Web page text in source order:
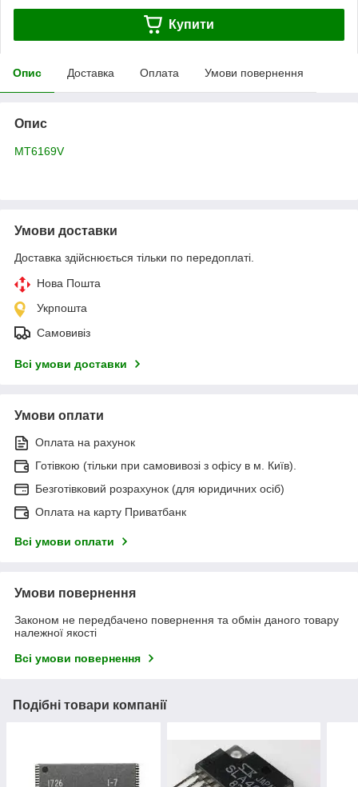
Купити
Опис Доставка Оплата Умови повернення
Опис
MT6169V
Умови доставки
Доставка здійснюється тільки по передоплаті.
Нова Пошта
Укрпошта
Самовивіз
Всі умови доставки
Умови оплати
Оплата на рахунок
Готівкою (тільки при самовивозі з офісу в м. Київ).
Безготівковий розрахунок (для юридичних осіб)
Оплата на карту Приватбанк
Всі умови оплати
Умови повернення
Законом не передбачено повернення та обмін даного товару
належної якості
Всі умови повернення
Подібні товари компанії